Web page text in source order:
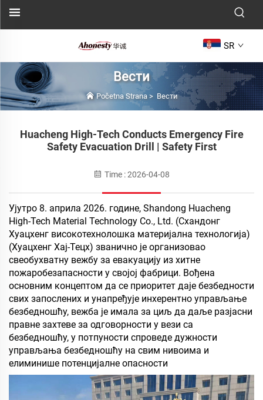
SR
Вести
Početna Strana> Вести
Huacheng High-Tech Conducts Emergency Fire
Safety Evacuation Drill | Safety First
Time : 2026-04-08
Ујутро 8. априла 2026. године, Shandong Huacheng
High-Tech Material Technology Co., Ltd. (Схандонг
Хуацхенг високотехнолошка материјална технологија)
(Хуацхенг Хај-Тецх) званично је организовао
свеобухватну вежбу за евакуацију из хитне
пожаробезапасности у својој фабрици. Вођена
основним концептом да се приоритет даје безбедности
свих запослених и унапређује инхерентно управљање
безбедношћу, вежба је имала за циљ да даље разјасни
правне захтеве за одговорности у вези са
безбедношћу, у потпуности спроведе дужности
управљања безбедношћу на свим нивоима и
елиминише потенцијалне опасности